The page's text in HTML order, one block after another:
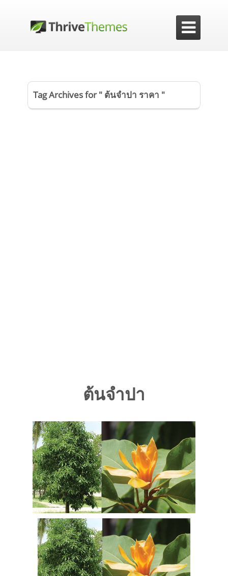

Tag Archives for " ต้นจำปา ราคา "
ต้นจำปา